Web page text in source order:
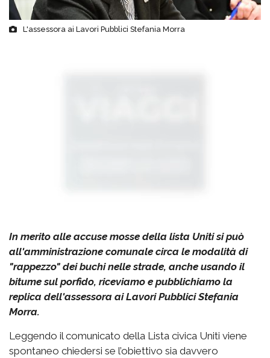
L'assessora ai Lavori Pubblici Stefania Morra
In merito alle accuse mosse della lista Uniti si può
all'amministrazione comunale circa le modalità di
"rappezzo" dei buchi nelle strade, anche usando il
bitume sul porfido, riceviamo e pubblichiamo la
replica dell'assessora ai Lavori Pubblici Stefania
Morra.
Leggendo il comunicato della Lista civica Uniti viene
spontaneo chiedersi se l’obiettivo sia davvero